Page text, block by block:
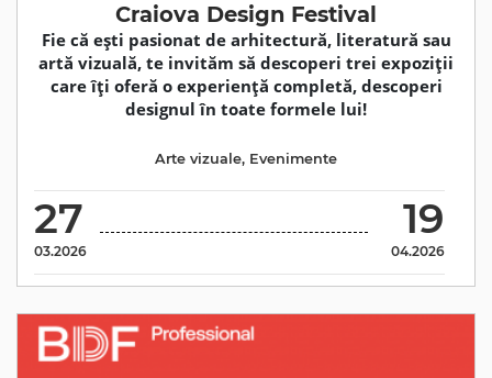
Craiova Design Festival
Fie că ești pasionat de arhitectură, literatură sau
artă vizuală, te invităm să descoperi trei expoziții
care îți oferă o experiență completă, descoperi
designul în toate formele lui!
27
03.2026
19
04.2026
Arte vizuale, Evenimente